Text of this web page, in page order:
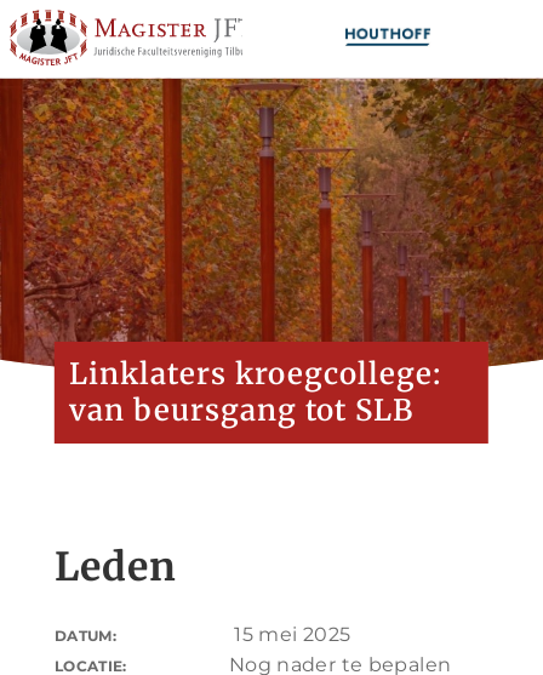
Linklaters kroegcollege:
van beursgang tot SLB
Leden
DATUM: 15 mei 2025
LOCATIE: Nog nader te bepalen